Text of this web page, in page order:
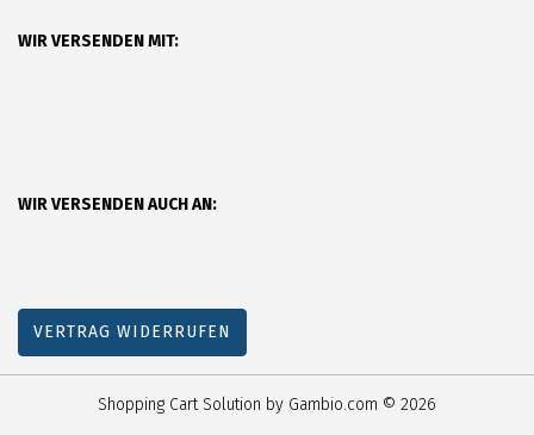
WIR VERSENDEN MIT:
WIR VERSENDEN AUCH AN:
VERTRAG WIDERRUFEN
Shopping Cart Solution by Gambio.com © 2026